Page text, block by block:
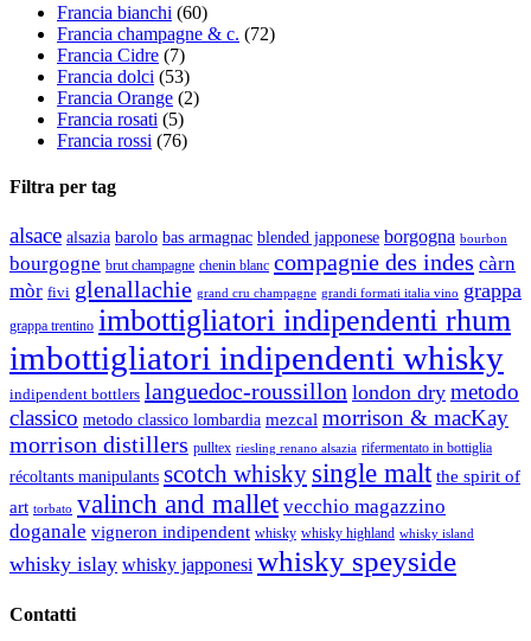
Francia bianchi (60)
Francia champagne & c. (72)
Francia Cidre (7)
Francia dolci (53)
Francia Orange (2)
Francia rosati (5)
Francia rossi (76)
Filtra per tag
alsace alsazia barolo bas armagnac blended japponese borgogna bourbon
bourgogne brut champagne chenin blanc compagnie des indes càrn
mòr fivi glenallachie grand cru champagne grandi formati italia vino grappa
grappa trentino imbottigliatori indipendenti rhum
imbottigliatori indipendenti whisky
indipendent bottlers languedoc-roussillon london dry metodo
classico metodo classico lombardia mezcal morrison & macKay
morrison distillers pulltex riesling renano alsazia rifermentato in bottiglia
récoltants manipulants scotch whisky single malt the spirit of
art torbato valinch and mallet vecchio magazzino
doganale vigneron indipendent whisky whisky highland whisky island
whisky islay whisky japponesi whisky speyside
Contatti